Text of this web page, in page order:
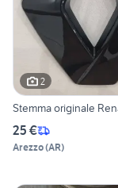
2
25 €
Arezzo(AR)